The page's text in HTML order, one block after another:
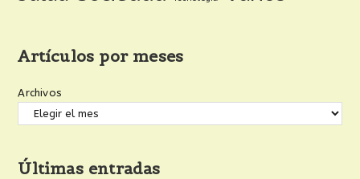
Artículos por meses
Archivos
Últimas entradas